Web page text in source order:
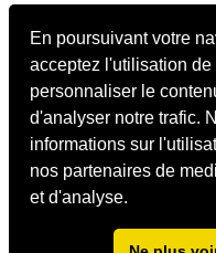
En poursuivant votre
acceptez l'utilisation
personnaliser le
d'analyser notre trafic.
informations sur
nos partenaires de
et d'analyse.